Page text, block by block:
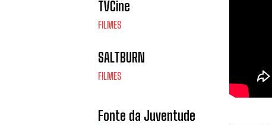
TVCine
FILMES
SALTBURN
FILMES
Fonte da Juventude